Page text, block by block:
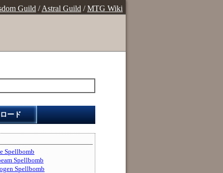
Guild /Astral Guild /MTG Wiki
ード
Spellbomb
Spellbomb
Spellbomb